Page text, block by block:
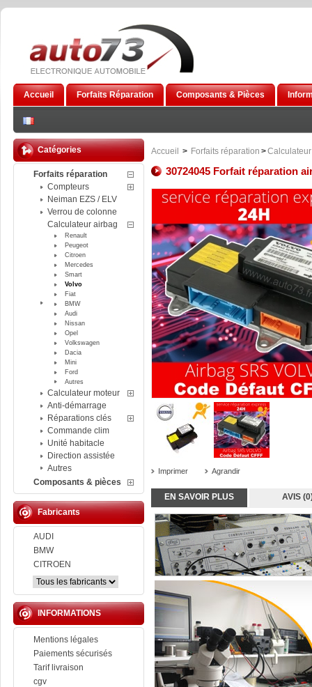
Accueil Forfaits Réparation Composants & Pièces
Catégories
Forfaits réparation
Compteurs
Neiman EZS / ELV
Verrou de colonne
Calculateur airbag
Renault
Peugeot
Citroen
Mercedes
Smart
Volvo
Fiat
BMW
Audi
Nissan
Opel
Volkswagen
Dacia
Mini
Ford
Autres
Calculateur moteur
Anti-démarrage
Réparations clés
Commande clim
Unité habitacle
Direction assistée
Autres
Composants & pièces
Fabricants
AUDI
BMW
CITROEN
INFORMATIONS
Mentions légales
Paiements sécurisés
Tarif livraison
cgv
Accueil > Forfaits réparation >
30724045 Forfait réparation
Imprimer Agrandir
EN SAVOIR PLUS AVIS